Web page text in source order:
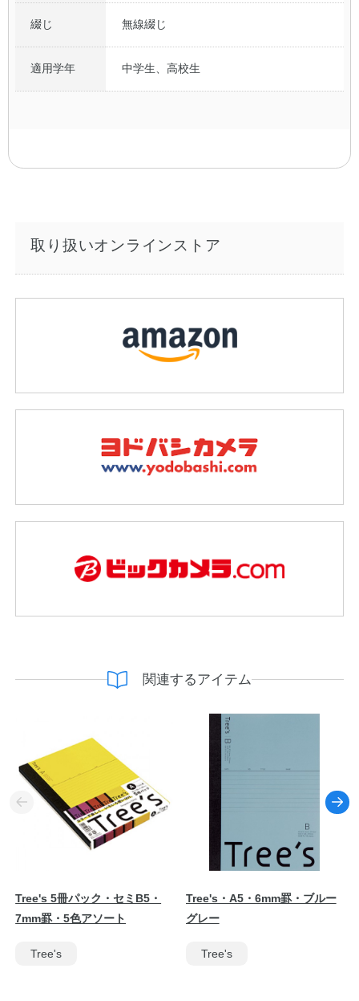
綴じ 無線綴じ
適用学年 中学生、高校生
取り扱いオンラインストア
関連するアイテム
Tree's 5冊パック・セミB5・
7mm罫・5色アソート
Tree's
Tree's・A5・6mm罫・ブルー
グレー
Tree's